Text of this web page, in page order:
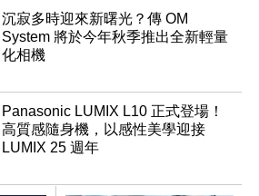
沉寂多時迎來新曙光？傳 OM
System 將於今年秋季推出全新輕量
化相機
Panasonic LUMIX L10 正式登場！
高質感隨身機，以感性美學迎接
LUMIX 25 週年